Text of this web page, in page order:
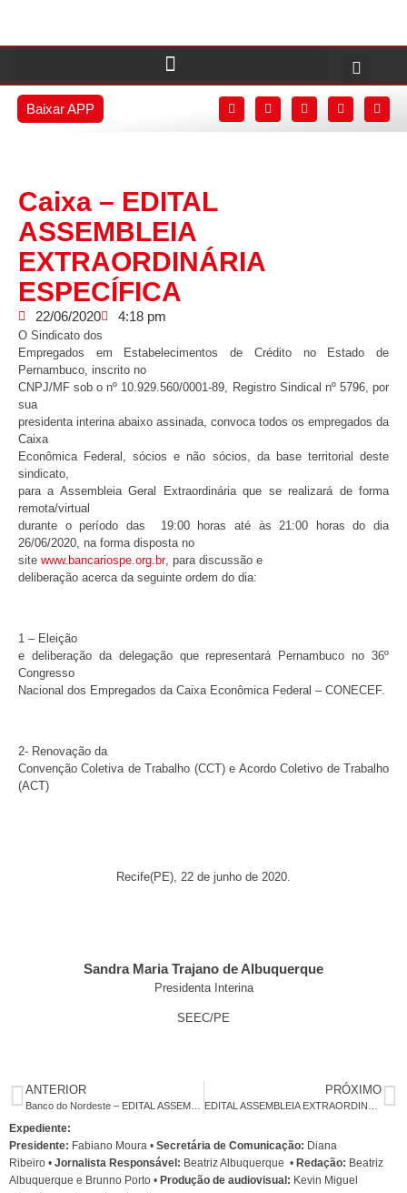
Baixar APP
Caixa – EDITAL
ASSEMBLEIA
EXTRAORDINÁRIA
ESPECÍFICA
22/06/2020 4:18 pm
O Sindicato dos
Empregados em Estabelecimentos de Crédito no Estado de
Pernambuco, inscrito no
CNPJ/MF sob o nº 10.929.560/0001-89, Registro Sindical nº 5796, por
sua
presidenta interina abaixo assinada, convoca todos os empregados da
Caixa
Econômica Federal, sócios e não sócios, da base territorial deste
sindicato,
para a Assembleia Geral Extraordinária que se realizará de forma
remota/virtual
durante o período das 19:00 horas até às 21:00 horas do dia
26/06/2020, na forma disposta no
site www.bancariospe.org.br, para discussão e
deliberação acerca da seguinte ordem do dia:
1 – Eleição
e deliberação da delegação que representará Pernambuco no 36º
Congresso
Nacional dos Empregados da Caixa Econômica Federal – CONECEF.
2- Renovação da
Convenção Coletiva de Trabalho (CCT) e Acordo Coletivo de Trabalho
(ACT)
Recife(PE), 22 de junho de 2020.
Sandra Maria Trajano de Albuquerque
Presidenta Interina
SEEC/PE
ANTERIOR PRÓXIMO
Expediente:
Presidente: Fabiano Moura • Secretária de Comunicação: Diana
Ribeiro • Jornalista Responsável: Beatriz Albuquerque • Redação: Beatriz
Albuquerque e Brunno Porto • Produção de audiovisual: Kevin Miguel